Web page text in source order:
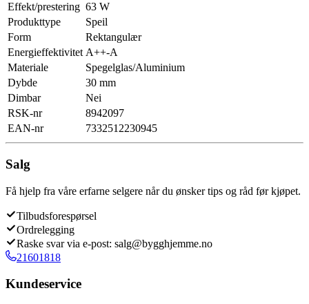
Effekt/prestering 63 W
Produkttype
Speil
Form
Rektangulær
Energieffektivitet A++-A
Materiale
Spegelglas/Aluminium
Dybde
30 mm
Dimbar
Nei
RSK-nr
8942097
EAN-nr
7332512230945
Salg
Få hjelp fra våre erfarne selgere når du ønsker tips og råd før kjøpet.
Tilbudsforespørsel
Ordrelegging
Raske svar via e-post: salg@bygghjemme.no
21601818
Kundeservice